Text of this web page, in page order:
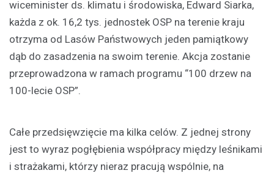
wiceminister ds. klimatu i środowiska, Edward Siarka,
każda z ok. 16,2 tys. jednostek OSP na terenie kraju
otrzyma od Lasów Państwowych jeden pamiątkowy
dąb do zasadzenia na swoim terenie. Akcja zostanie
przeprowadzona w ramach programu “100 drzew na
100-lecie OSP”.
Całe przedsięwzięcie ma kilka celów. Z jednej strony
jest to wyraz pogłębienia współpracy między leśnikami
i strażakami, którzy nieraz pracują wspólnie, na